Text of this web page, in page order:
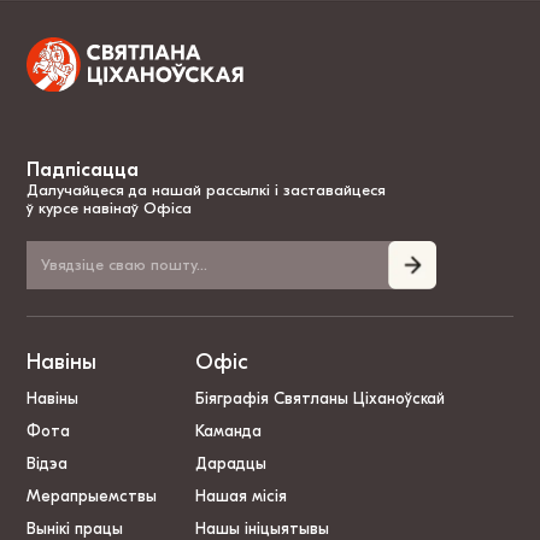
Падпісацца
Далучайцеся да нашай рассылкі і заставайцеся
ў курсе навінаў Офіса
Навіны
Навіны
Фота
Відэа
Мерапрыемствы
Вынікі працы
Офіс
Біяграфія Святланы Ціханоўскай
Каманда
Дарадцы
Нашая місія
Нашы ініцыятывы